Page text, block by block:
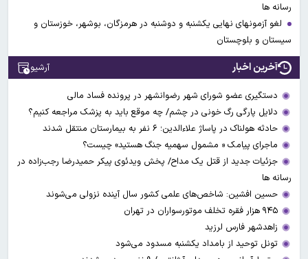
رسانه ها
لغو آزمونهای نهایی یکشنبه و دوشنبه در هرمزگان، بوشهر، خوزستان و
سیستان و بلوچستان
آخرین اخبار آرشیو
دستگیری عضو شورای شهر رضوانشهر در پرونده فساد مالی
دلایل پارگی رگ خونی در چشم/ چه موقع باید به پزشک مراجعه کنیم؟
حادثه هولناک در پاساژ علاءالدین؛ ۶ نفر به بیمارستان منتقل شدند
ماجرای پیامک « مشمول سهمیه جنگ هستید» چیست؟
جزئیات جدید از قتل یک مداح/ پخش ویدئوی پیکر حمیدرضا رجب‌زاده در
رسانه ها
حسین افشین: شاخص‌های علمی کشور سال آینده نزولی می‌شوند
۹۴۵ هزار فقره تخلف موتورسواران در تهران
زاهدشهر فارس لرزید
تونل توحید از بامداد یکشنبه مسدود می‌شود